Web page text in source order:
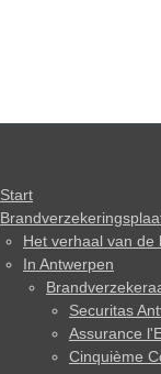
Start
Het verhaal van de
In Antwerpen
Securitas
Assurance
Cinquième